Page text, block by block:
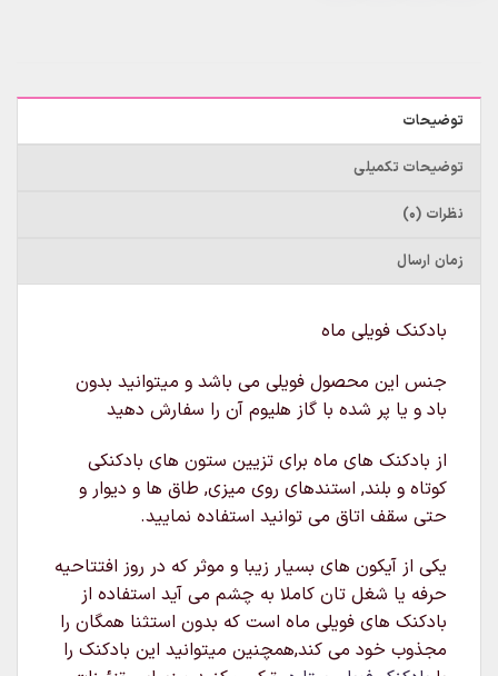
توضیحات
توضیحات تکمیلی
نظرات (0)
زمان ارسال
بادکنک فویلی ماه
جنس این محصول فویلی می باشد و میتوانید بدون
باد و یا پر شده با گاز هلیوم آن را سفارش دهید
از بادکنک های ماه برای تزیین ستون های بادکنکی
کوتاه و بلند, استندهای روی میزی, طاق ها و دیوار و
حتی سقف اتاق می توانید استفاده نمایید.
یکی از آیکون های بسیار زیبا و موثر که در روز افتتاحیه
حرفه یا شغل تان کاملا به چشم می آید استفاده از
بادکنک های فویلی ماه است که بدون استثنا همگان را
مجذوب خود می کند,همچنین میتوانید این بادکنک را